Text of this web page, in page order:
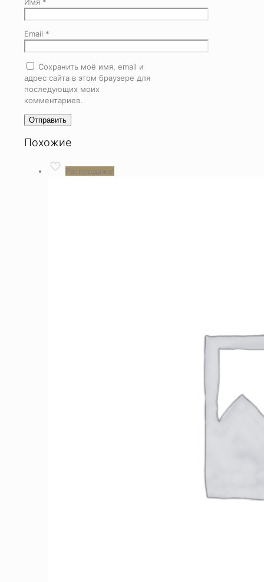
Имя *
Email *
Сохранить моё имя, email и
адрес сайта в этом браузере для
последующих моих
комментариев.
Похожие
Распродажа!